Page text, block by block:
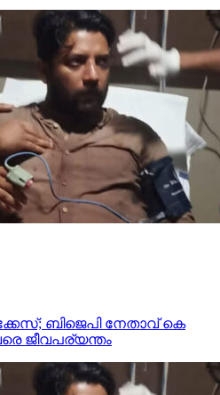
ബിജെപി നേതാവ് കെ
ജീവപര്യന്തം